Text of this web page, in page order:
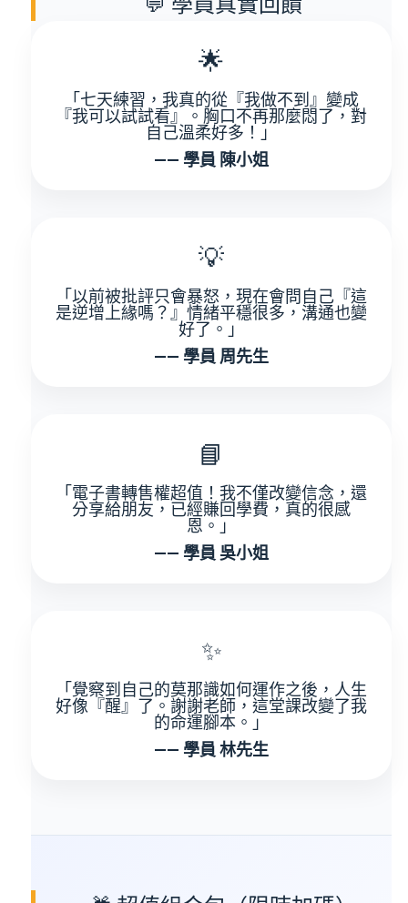
🌟
「七天練習，我真的從『我做不到』變成
『我可以試試看』。胸口不再那麼悶了，對
自己溫柔好多！」
—— 學員 陳小姐
💡
「以前被批評只會暴怒，現在會問自己『這
是逆增上緣嗎？』情緒平穩很多，溝通也變
好了。」
—— 學員 周先生
📘
「電子書轉售權超值！我不僅改變信念，還
分享給朋友，已經賺回學費，真的很感
恩。」
—— 學員 吳小姐
✨
「覺察到自己的莫那識如何運作之後，人生
好像『醒』了。謝謝老師，這堂課改變了我
的命運腳本。」
—— 學員 林先生